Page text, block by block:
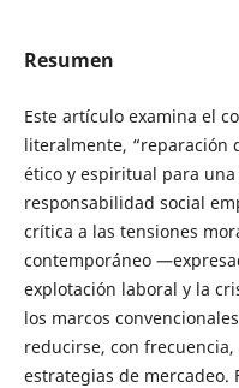
Resumen
Este artículo examina el
literalmente,
ético y espiritual para
responsabilidad social
crítica a las tensiones
contemporáneo
explotación laboral y la
los marcos
reducirse, con
estrategias de mercadeo.